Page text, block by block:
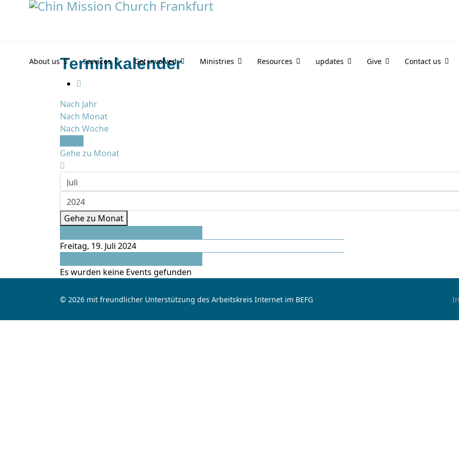
About us Services Get involved Ministries Resources updates Give Contact us
Terminkalender
Nach Jahr
Nach Monat
Nach Woche
Gehe zu Monat
Gehe zu Monat
Freitag, 19. Juli 2024
Es wurden keine Events gefunden
© 2026 mit freundlicher Unterstützung des Arbeitskreis Internet im BEFG